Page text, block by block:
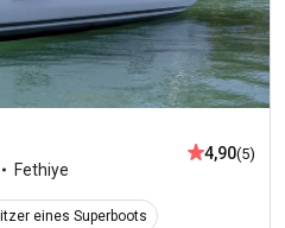
Fethiye
4,90(5)
eines Superboots